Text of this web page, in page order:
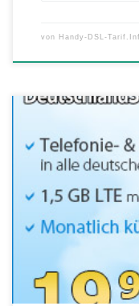
von Handy-DSL-
Hohe
Smartphone-Nutzung.
ein und startet gleich
dabei ist eine Allnet-Flat
enthaltene 4G-
den unterschiedlichen